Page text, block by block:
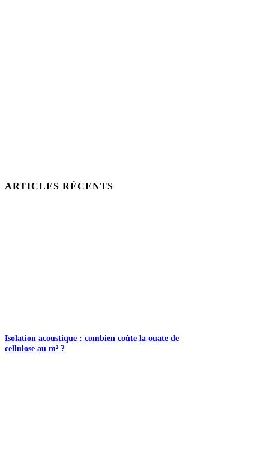
ARTICLES RÉCENTS
Isolation acoustique : combien coûte la ouate de
cellulose au m² ?